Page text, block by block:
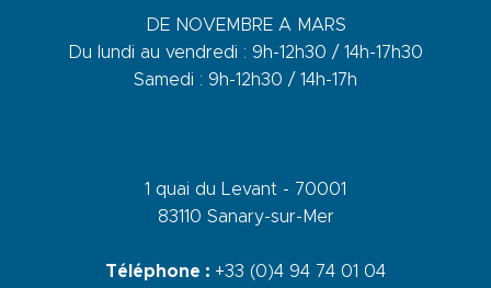
DE NOVEMBRE A MARS
Du lundi au vendredi : 9h-12h30 / 14h-17h30
Samedi : 9h-12h30 / 14h-17h
1 quai du Levant - 70001
83110 Sanary-sur-Mer
Téléphone : +33 (0)4 94 74 01 04